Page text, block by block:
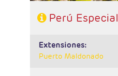
Perú Especial
extensiones:
Puerto Maldonado